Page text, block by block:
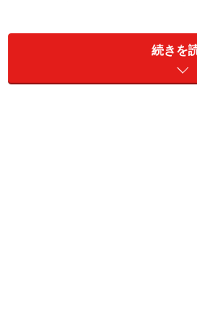
続きを